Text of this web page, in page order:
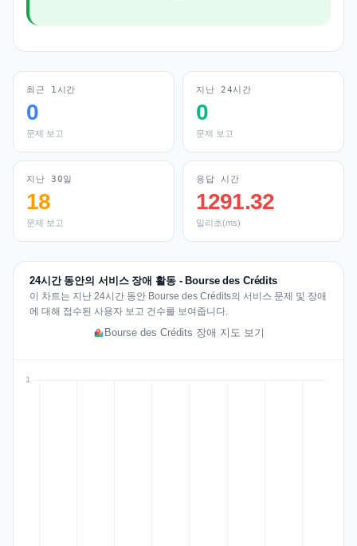
최근 1시간
0
문제 보고
지난 24시간
0
문제 보고
지난 30일
18
문제 보고
응답 시간
1291.32
밀리초(ms)
24시간 동안의 서비스 장애 활동 - Bourse des Crédits
이 차트는 지난 24시간 동안 Bourse des Crédits의 서비스 문제 및 장애
에 대해 접수된 사용자 보고 건수를 보여줍니다.
Bourse des Crédits 장애 지도 보기